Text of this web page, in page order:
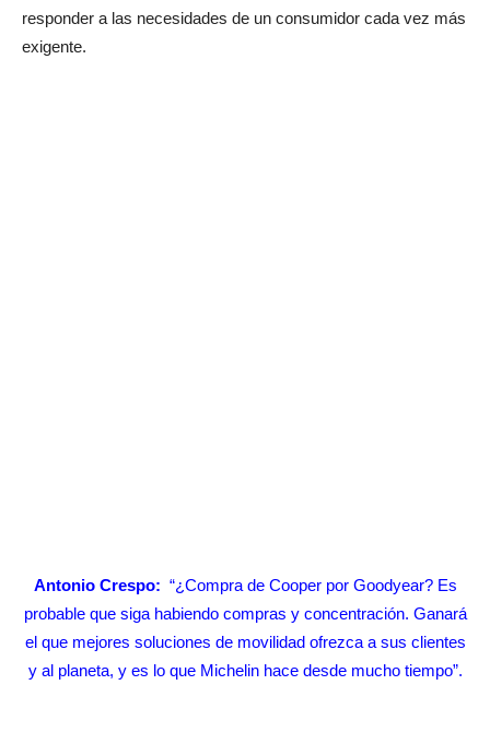
responder a las necesidades de un consumidor cada vez más
exigente.
Antonio Crespo: “¿Compra de Cooper por Goodyear? Es
probable que siga habiendo compras y concentración. Ganará
el que mejores soluciones de movilidad ofrezca a sus clientes
y al planeta, y es lo que Michelin hace desde mucho tiempo”.